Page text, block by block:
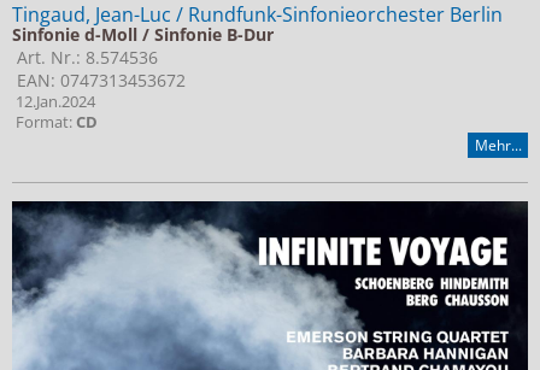
Tingaud, Jean-Luc / Rundfunk-Sinfonieorchester Berlin
Sinfonie d-Moll / Sinfonie B-Dur
Art. Nr.: 8.574536
EAN: 0747313453672
12.Jan.2024
Format:CD
Mehr...